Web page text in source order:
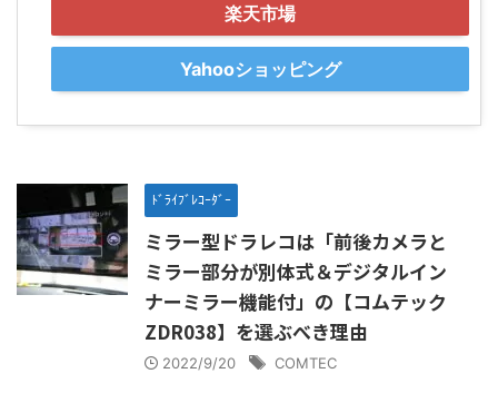
楽天市場
Yahooショッピング
ﾄﾞﾗｲﾌﾞﾚｺｰﾀﾞｰ
ミラー型ドラレコは「前後カメラと
ミラー部分が別体式＆デジタルイン
ナーミラー機能付」の【コムテック
ZDR038】を選ぶべき理由
2022/9/20 COMTEC